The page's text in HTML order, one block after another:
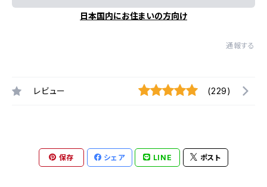
日本国内にお住まいの方向け
通報する
レビュー (229)
保存 シェア LINE ポスト